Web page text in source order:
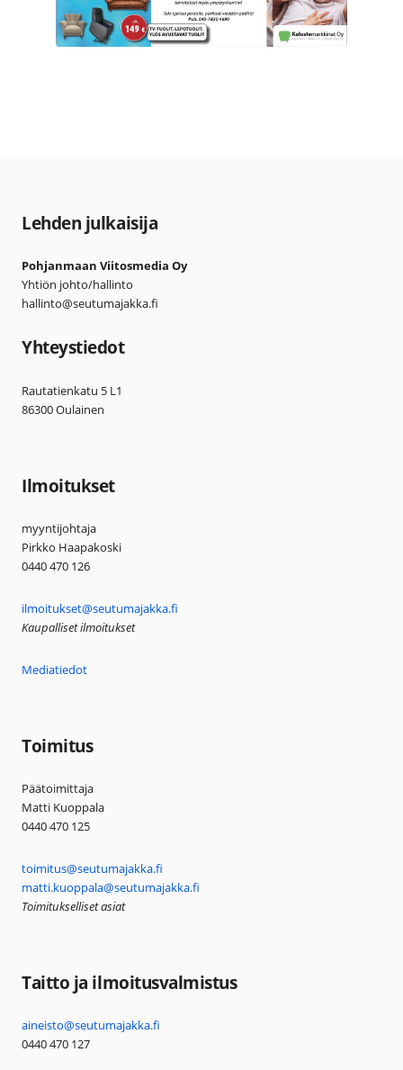
Lehden julkaisija
Pohjanmaan Viitosmedia Oy
Yhtiön johto/hallinto
hallinto@seutumajakka.fi
Yhteystiedot
Rautatienkatu 5 L1
86300 Oulainen
Ilmoitukset
myyntijohtaja
Pirkko Haapakoski
0440 470 126
ilmoitukset@seutumajakka.fi
Kaupalliset ilmoitukset
Mediatiedot
Toimitus
Päätoimittaja
Matti Kuoppala
0440 470 125
toimitus@seutumajakka.fi
matti.kuoppala@seutumajakka.fi
Toimitukselliset asiat
Taitto ja ilmoitusvalmistus
aineisto@seutumajakka.fi
0440 470 127